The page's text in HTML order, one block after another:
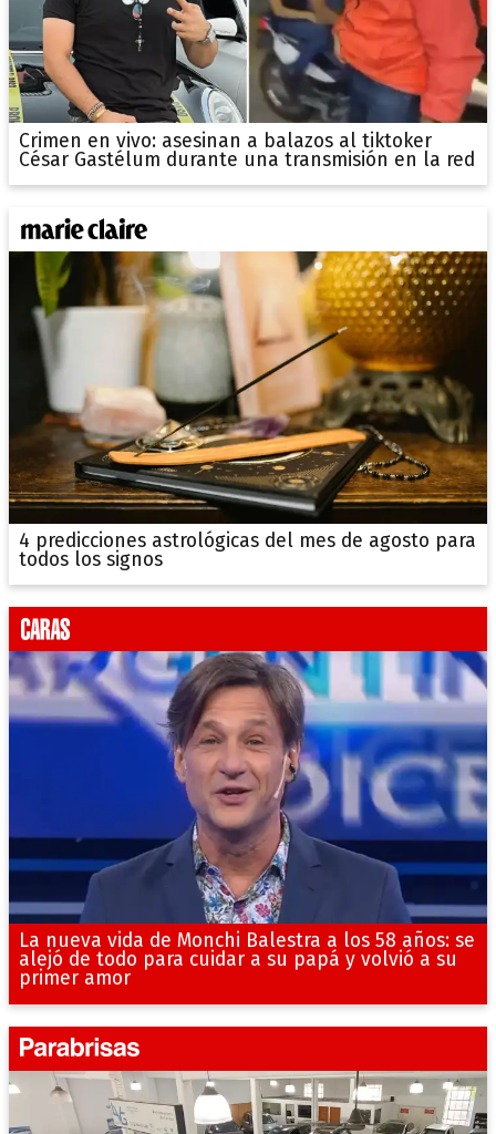
Crimen en vivo: asesinan a balazos al tiktoker
César Gastélum durante una transmisión en la red
4 predicciones astrológicas del mes de agosto para
todos los signos
La nueva vida de Monchi Balestra a los 58 años: se
alejó de todo para cuidar a su papá y volvió a su
primer amor